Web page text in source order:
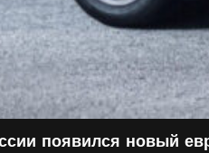
появился новый